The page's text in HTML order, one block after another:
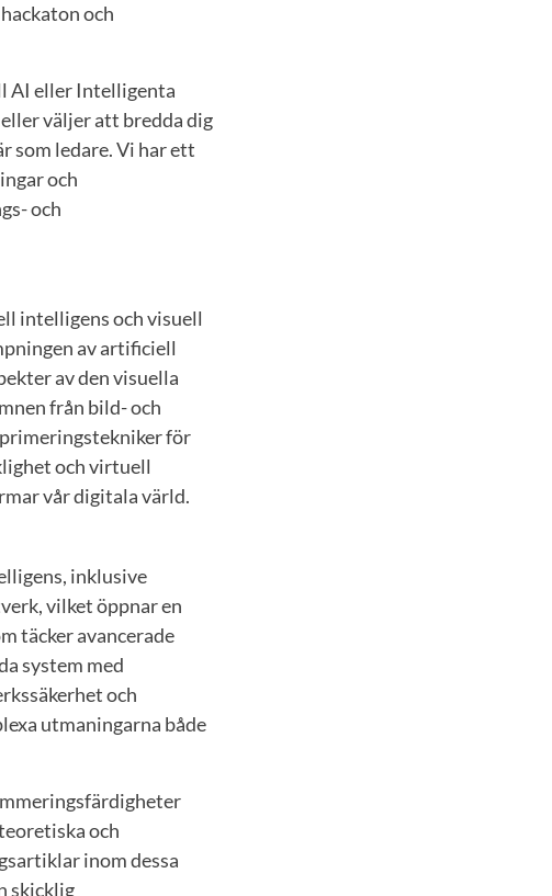
och
AI eller Intelligenta
väljer att bredda dig
som ledare. Vi har ett
och
och
intelligens och visuell
av artificiell
av den visuella
från bild- och
för
och virtuell
vår digitala värld.
inklusive
vilket öppnar en
täcker avancerade
system med
och
utmaningarna både
och
inom dessa
skicklig